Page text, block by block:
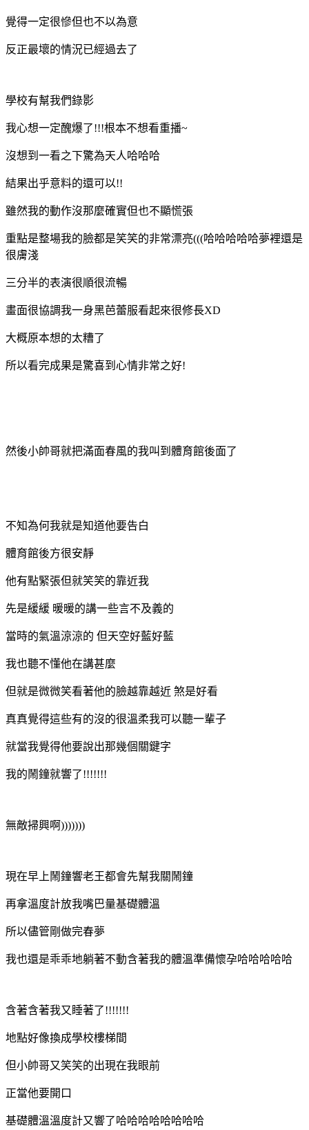
覺得一定很慘但也不以為意
反正最壞的情況已經過去了
學校有幫我們錄影
我心想一定醜爆了!!!根本不想看重播~
沒想到一看之下驚為天人哈哈哈
結果出乎意料的還可以!!
雖然我的動作沒那麼確實但也不顯慌張
重點是整場我的臉都是笑笑的非常漂亮(((哈哈哈哈哈夢裡還是
很膚淺
三分半的表演很順很流暢
畫面很協調我一身黑芭蕾服看起來很修長XD
大概原本想的太糟了
所以看完成果是驚喜到心情非常之好!
然後小帥哥就把滿面春風的我叫到體育館後面了
不知為何我就是知道他要告白
體育館後方很安靜
他有點緊張但就笑笑的靠近我
先是緩緩 暖暖的講一些言不及義的
當時的氣溫涼涼的 但天空好藍好藍
我也聽不懂他在講甚麼
但就是微微笑看著他的臉越靠越近 煞是好看
真真覺得這些有的沒的很溫柔我可以聽一輩子
就當我覺得他要說出那幾個關鍵字
我的鬧鐘就響了!!!!!!!
無敵掃興啊)))))))
現在早上鬧鐘響老王都會先幫我關鬧鐘
再拿溫度計放我嘴巴量基礎體溫
所以儘管剛做完春夢
我也還是乖乖地躺著不動含著我的體溫準備懷孕哈哈哈哈哈
含著含著我又睡著了!!!!!!!
地點好像換成學校樓梯間
但小帥哥又笑笑的出現在我眼前
正當他要開口
基礎體溫溫度計又響了哈哈哈哈哈哈哈哈